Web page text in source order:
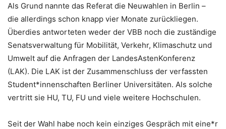
Als Grund nannte das Referat die Neuwahlen in Berlin –
die allerdings schon knapp vier Monate zurückliegen.
Überdies antworteten weder der VBB noch die zuständige
Senatsverwaltung für Mobilität, Verkehr, Klimaschutz und
Umwelt auf die Anfragen der LandesAstenKonferenz
(LAK). Die LAK ist der Zusammenschluss der verfassten
Student*innenschaften Berliner Universitäten. Als solche
vertritt sie HU, TU, FU und viele weitere Hochschulen.
Seit der Wahl habe noch kein einziges Gespräch mit eine*r